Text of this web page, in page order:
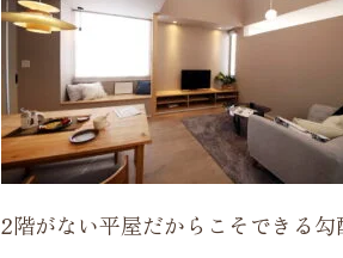
2階がない平屋だからこそできる勾